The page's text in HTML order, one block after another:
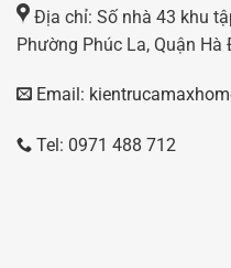
Địa chỉ: Số nhà 43 khu
Phường Phúc La, Quận Hà
Email:
Tel: 0971 488 712